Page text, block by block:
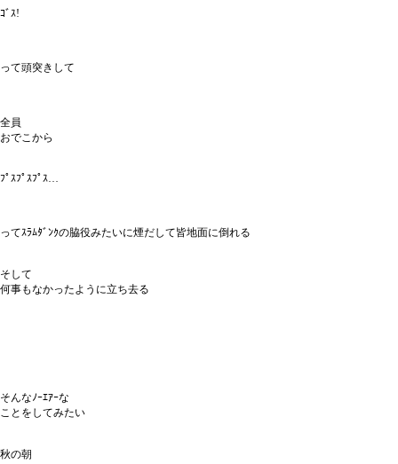
ｺﾞｽ!
って頭突きして
全員
おでこから
ﾌﾟｽﾌﾟｽﾌﾟｽ…
ってｽﾗﾑﾀﾞﾝｸの脇役みたいに煙だして皆地面に倒れる
そして
何事もなかったように立ち去る
そんなﾉｰｴｱｰな
ことをしてみたい
秋の朝